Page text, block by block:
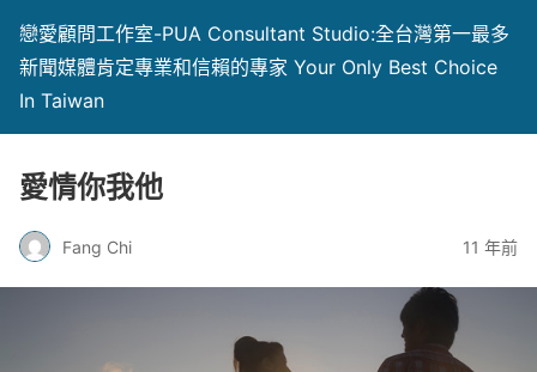
戀愛顧問工作室-PUA Consultant Studio:全台灣第一最多
新聞媒體肯定專業和信賴的專家 Your Only Best Choice
In Taiwan
愛情你我他
Fang Chi 11 年前